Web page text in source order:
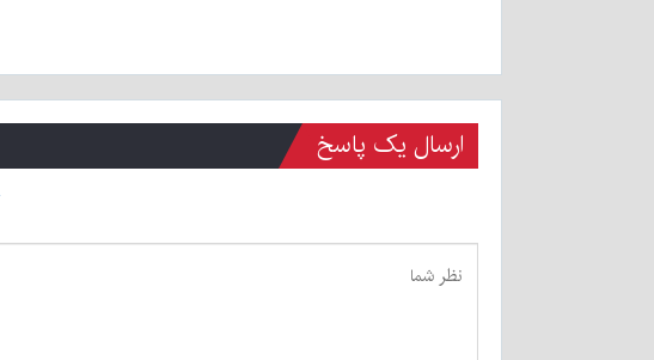
ارسال یک پاسخ